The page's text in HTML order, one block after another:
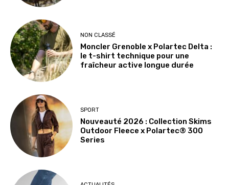
NON CLASSÉ
Moncler Grenoble x Polartec Delta :
le t-shirt technique pour une
fraîcheur active longue durée
SPORT
Nouveauté 2026 : Collection Skims
Outdoor Fleece x Polartec® 300
Series